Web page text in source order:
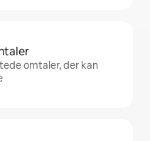
omtaler, der kan